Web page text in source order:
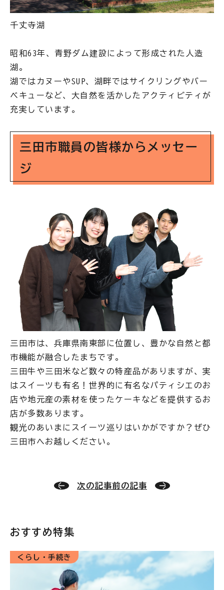
千丈寺湖
昭和63年、青野ダム建設によって形成された人造
湖。
湖ではカヌーやSUP、湖畔ではサイクリングやバー
ベキューなど、大自然を活かしたアクティビティが
充実しています。
三田市職員の皆様からメッセー
ジ
三田市は、兵庫県南東部に位置し、豊かな自然と都
市機能が融合したまちです。
三田牛や三田米など数々の特産品がありますが、実
はスイーツも有名！世界的に有名なパティシエのお
店や地元産の素材を使ったケーキなどを提供するお
店が多数あります。
観光のあいまにスイーツ巡りはいかがですか？ぜひ
三田市へお越しください。
次の記事前の記事
おすすめ特集
くらし・手続き